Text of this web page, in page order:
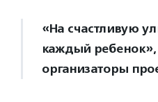
«На счастливую
каждый
организаторы